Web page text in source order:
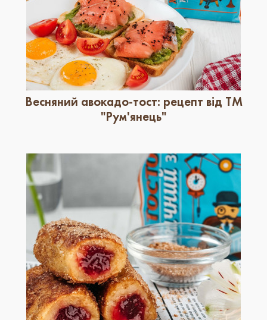
Весняний авокадо-тост: рецепт від ТМ
"Рум'янець"